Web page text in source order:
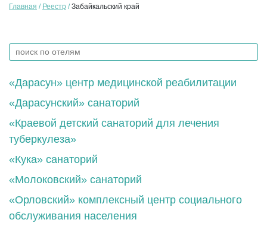
Главная Реестр Забайкальский край
«Дарасун» центр медицинской реабилитации
«Дарасунский» санаторий
«Краевой детский санаторий для лечения
туберкулеза»
«Кука» санаторий
«Молоковский» санаторий
«Орловский» комплексный центр социального
обслуживания населения